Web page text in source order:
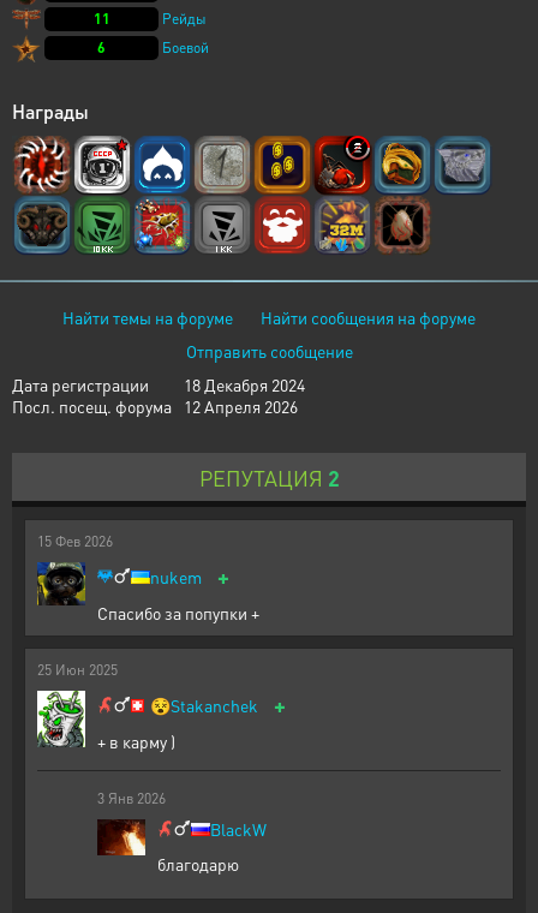
11
Рейды
6
Боевой
Награды
Найти темы на форуме
Найти сообщения на форуме
Отправить сообщение
Дата регистрации
18 Декабря 2024
Посл. посещ. форума
12 Апреля 2026
РЕПУТАЦИЯ 2
15 Фев 2026
nukem +
Спасибо за попупки +
25 Июн 2025
😵Stakanchek +
+ в карму )
3 Янв 2026
BlackW
благодарю